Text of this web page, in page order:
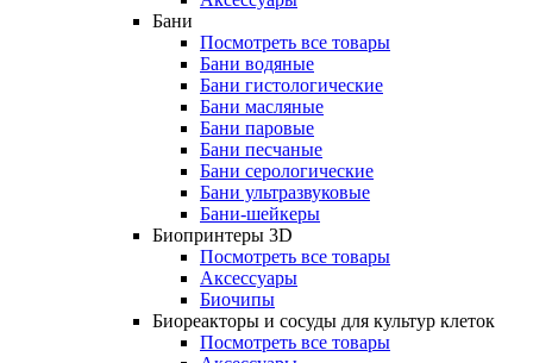
Бани
Посмотреть все товары
Бани водяные
Бани гистологические
Бани масляные
Бани паровые
Бани песчаные
Бани серологические
Бани ультразвуковые
Бани-шейкеры
Биопринтеры 3D
Посмотреть все товары
Аксессуары
Биочипы
Биореакторы и сосуды для культур клеток
Посмотреть все товары